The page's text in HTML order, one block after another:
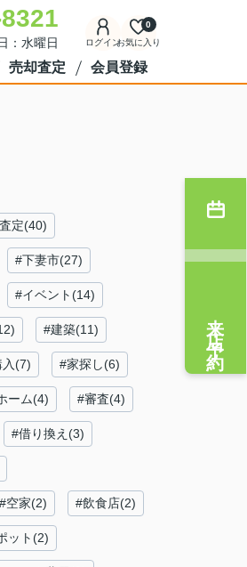
：水曜日 ログインお気に入り
0
売却査定 会員登録
定(40)
#下妻市(27)
#イベント(14)
#建築(11)
(7) #家探し(6)
ーム(4) #審査(4)
#借り換え(3)
#空家(2) #飲食店(2)
ット(2)
来店予約